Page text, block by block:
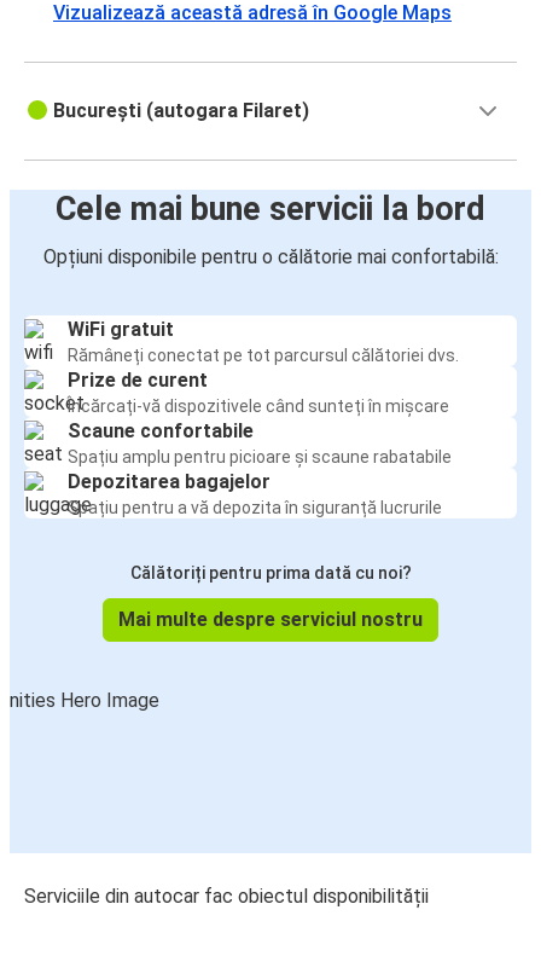
Vizualizează această adresă în Google Maps
București (autogara Filaret)
Cele mai bune servicii la bord
Opțiuni disponibile pentru o călătorie mai confortabilă:
WiFi gratuit
Rămâneți conectat pe tot parcursul călătoriei dvs.
Prize de curent
Încărcați-vă dispozitivele când sunteți în mișcare
Scaune confortabile
Spațiu amplu pentru picioare și scaune rabatabile
Depozitarea bagajelor
Spațiu pentru a vă depozita în siguranță lucrurile
Călătoriți pentru prima dată cu noi?
Mai multe despre serviciul nostru
Serviciile din autocar fac obiectul disponibilității